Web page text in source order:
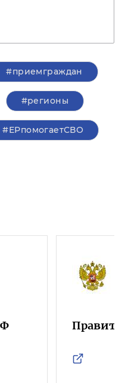
#приемграждан
#регионы
#ЕРпомогаетСВО